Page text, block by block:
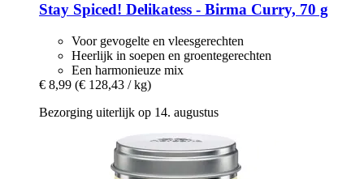
Stay Spiced! Delikatess -​ Birma Curry, 70 g
Voor gevogelte en vleesgerechten
Heerlijk in soepen en groentegerechten
Een harmonieuze mix
€ 8,99 (€ 128,43 / kg)
Bezorging uiterlijk op 14. augustus